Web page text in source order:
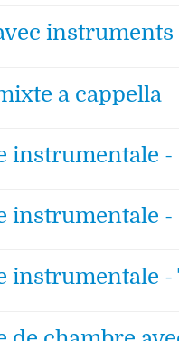
instruments
a cappella
instrumentale -
instrumentale -
instrumentale -